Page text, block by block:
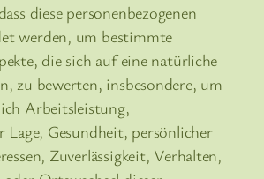
diese personenbezogenen
werden, um bestimmte
die sich auf eine natürliche
zu bewerten, insbesondere, um
Arbeitsleistung,
Gesundheit, persönlicher
Zuverlässigkeit, Verhalten,